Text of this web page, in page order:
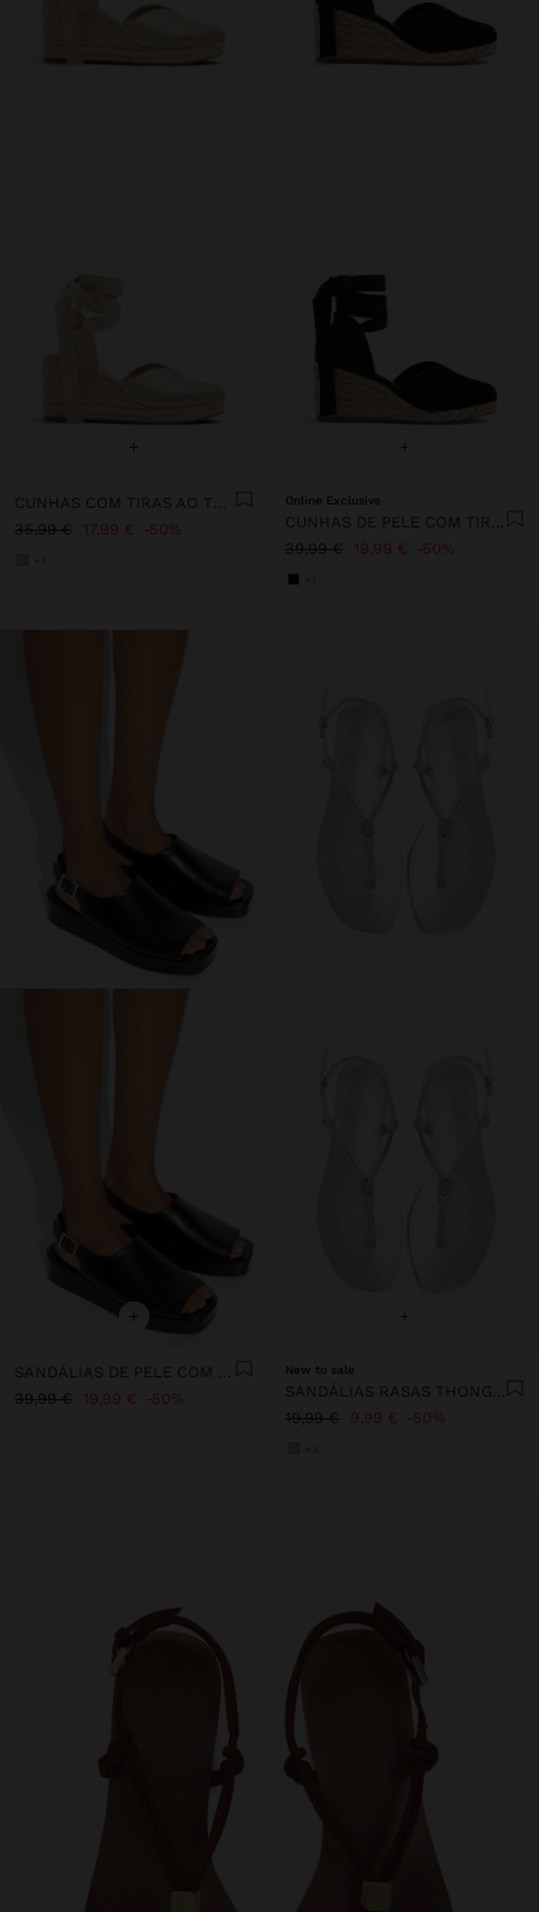
+
35,99 €
17,99 € 50%
+
Online Exclusive
39,99 €
19,99 € 50%
+
SANDÁLIAS DE PELE COM PLATAFORMA E FIVELA
39,99 €
19,99 € 50%
+
New to sale
SANDÁLIAS RASAS THONG COM TIRAS
19,99 €
9,99 € 50%